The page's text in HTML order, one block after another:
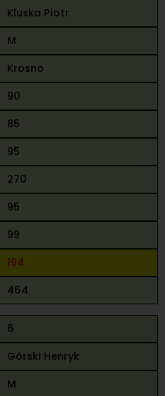
Kluska Piotr
M
Krosno
90
85
95
270
95
99
194
464
6
Górski Henryk
M